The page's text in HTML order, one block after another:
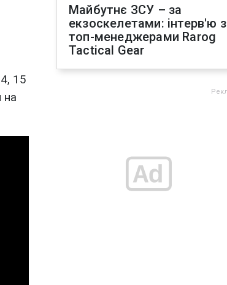
15
на
Майбутнє ЗСУ – за
екзоскелетами: інтерв'ю з
топ-менеджерами Rarog
Tactical Gear